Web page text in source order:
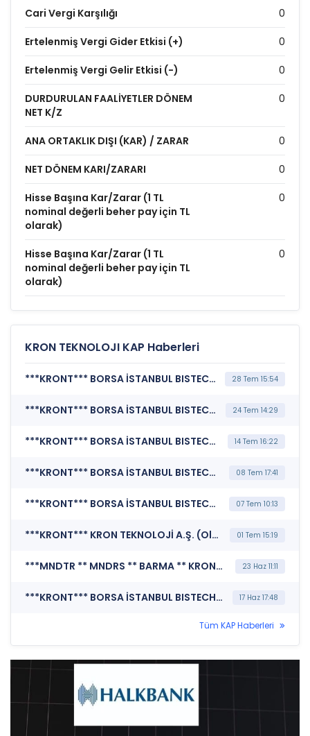
Cari Vergi Karşılığı 0
Ertelenmiş Vergi Gider Etkisi (+) 0
Ertelenmiş Vergi Gelir Etkisi (-) 0
DURDURULAN FAALİYETLER DÖNEM
NET K/Z
0
ANA ORTAKLIK DIŞI (KAR) / ZARAR 0
NET DÖNEM KARI/ZARARI 0
Hisse Başına Kar/Zarar (1 TL
nominal değerli beher pay için TL
olarak)
0
Hisse Başına Kar/Zarar (1 TL
nominal değerli beher pay için TL
olarak)
0
KRON TEKNOLOJI KAP Haberleri
***KRONT*** BORSA İSTANBUL BISTECH DEVRE KESİCİ UYGULAMASI (Pay Bazında Devre Kesici Bildirimi) 28 Tem 15:54
***KRONT*** BORSA İSTANBUL BISTECH DEVRE KESİCİ UYGULAMASI (Pay Bazında Devre Kesici Bildirimi) 24 Tem 14:29
***KRONT*** BORSA İSTANBUL BISTECH DEVRE KESİCİ UYGULAMASI (Pay Bazında Devre Kesici Bildirimi) 14 Tem 16:22
***KRONT*** BORSA İSTANBUL BISTECH DEVRE KESİCİ UYGULAMASI (Pay Bazında Devre Kesici Bildirimi) 08 Tem 17:41
***KRONT*** BORSA İSTANBUL BISTECH DEVRE KESİCİ UYGULAMASI (Pay Bazında Devre Kesici Bildirimi) 07 Tem 10:13
***KRONT*** KRON TEKNOLOJİ A.Ş. (Olağan Dışı Fiyat ve Miktar Hareketleri) 01 Tem 15:19
***MNDTR ** MNDRS ** BARMA ** KRONT ** KONTR ** SISE ** TRALT ** CANTE ** VKING ** SKBNK ** SNGYO ** QUAGR ** CVKMD ** MARMR ** MERCN ** POLHO ** TUKAS ** KUVVA*** MERKEZİ KAYIT KURULUŞU A.Ş. (SPK İşlem Yasağı Nedeniyle Pay Duyurusu) 23 Haz 11:11
***KRONT*** BORSA İSTANBUL BISTECH DEVRE KESİCİ UYGULAMASI (Pay Bazında Devre Kesici Bildirimi) 17 Haz 17:48
Tüm KAP Haberleri